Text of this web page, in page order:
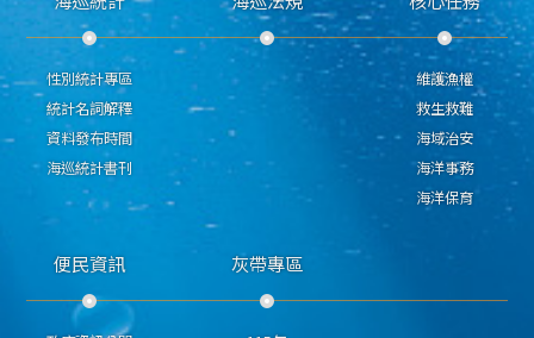
性別統計專區
統計名詞解釋
資料發布時間
海巡統計書刊
維護漁權
救生救難
海域治安
海洋事務
海洋保育
便民資訊 灰帶專區